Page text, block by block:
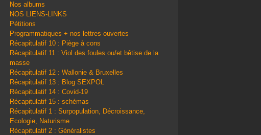
Nos albums
NOS LIENS-LINKS
Pétitions
Programmatiques + nos lettres ouvertes
Récapitulatif 10 : Piège à cons
Récapitulatif 11 : Viol des foules ou/et bêtise de la
masse
Récapitulatif 12 : Wallonie & Bruxelles
Récapitulatif 13 : Blog SEXPOL
Récapitulatif 14 : Covid-19
Récapitulatif 15 : schémas
Récapitulatif 1 : Surpopulation, Décroissance,
Ecologie, Naturisme
Récapitulatif 2 : Généralistes